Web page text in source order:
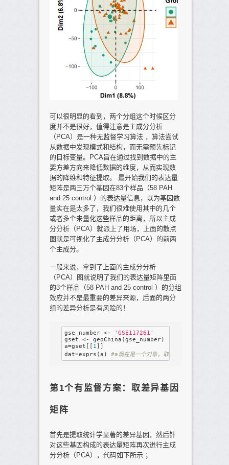
可以很明显的看到，两个分组这个时候区分
度并不是很好，值得注意是主成分分析
（PCA）是一种无监督学习算法 ，算法尝试
从数据中发现模式和结构，而无需预先标记
的目标变量。PCA旨在通过找到数据中的主
要方差方向来降低数据的维度，从而实现数
据的降维和特征提取。 最开始我们的表达量
矩阵是两三万个基因在83个样品（58 PAH
and 25 control ）的表达量信息，以为基因数
量实在是太多了，我们很难使用其中的几个
或者多个来量化这些样品的距离，所以主成
分分析（PCA）就派上了用场，上面的散点
图就是可视化了主成分分析（PCA）的前两
个主成分。
一般来说，拿到了上面的主成分分析
（PCA）图就说明了我们的表达量矩阵里面
的3个样品（58 PAH and 25 control ）的分组
效应并不是最重要的差异来源，后面的两分
组的差异分析是有风险的！
gse_number <-
'GSE117261'
gset <- geoChina(gse_number)
a=gset[[ 1]]
dat=exprs(a) #a现在是一个对象，取a这个对象通过看说明
第1个有监督方案：取差异基因
矩阵
首先是提取统计学显著的差异基因，然后针
对这些基因构成的表达量矩阵再次进行主成
分分析（PCA），代码如下所示 ；